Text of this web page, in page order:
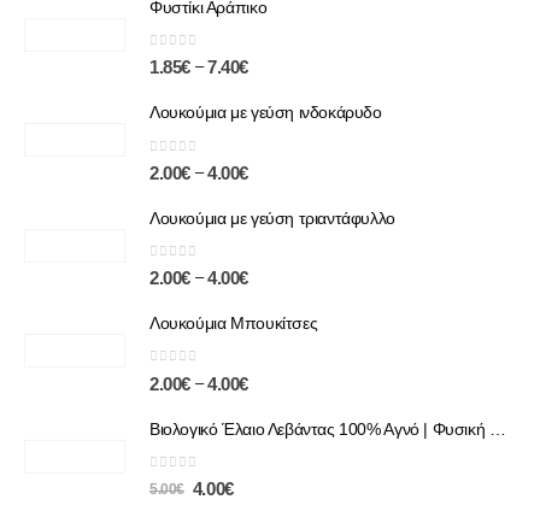
Φυστίκι Αράπικο
0 out of 5
1.85€ – 7.40€
Λουκούμια με γεύση ινδοκάρυδο
0out of 5
2.00€ – 4.00€
Λουκούμια με γεύση τριαντάφυλλο
0out of 5
2.00€ – 4.00€
Λουκούμια Μπουκίτσες
0out of 5
2.00€ – 4.00€
0 out of 5
5.00€ 4.00€